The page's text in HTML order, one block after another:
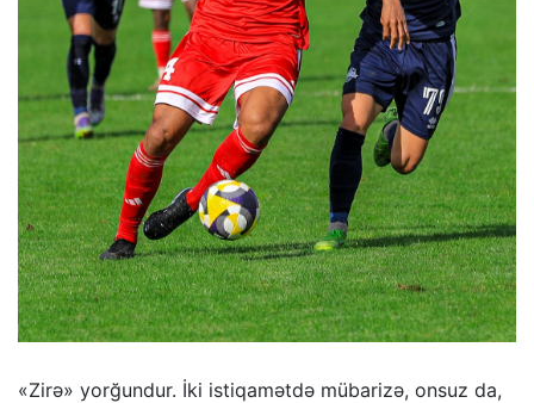
«Zirə» yorğundur. İki istiqamətdə mübarizə, onsuz da,